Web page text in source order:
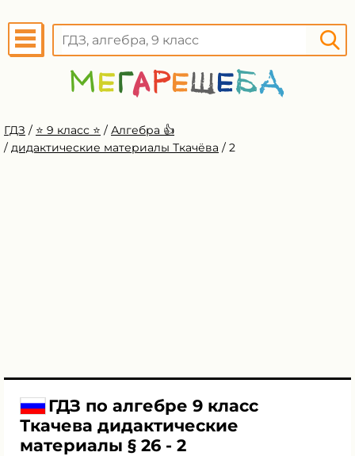
ГДЗ / ⭐️ 9 класс ⭐️ / Алгебра 👍
/ дидактические материалы Ткачёва / 2
ГДЗ по алгебре 9 класс
Ткачева дидактические
материалы § 26 - 2